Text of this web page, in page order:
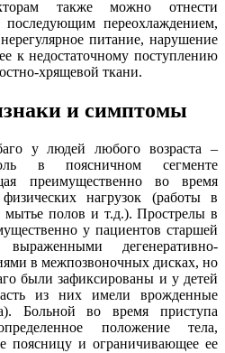
также можно отнести
переохлаждением,
питание, нарушение
к недостаточному поступлению
хрящевой ткани.
и симптомы
у людей любого возраста –
в поясничном сегменте
преимущественно во время
нагрузок (работы в
мытье полов и т.д.). Прострелы в
у пациентов старшей
дегенеративно-
в межпозвоночных дисках, но
были зафиксированы и у детей
из них имели врожденные
Больной во время приступа
положение тела,
поясницу и ограничивающее ее